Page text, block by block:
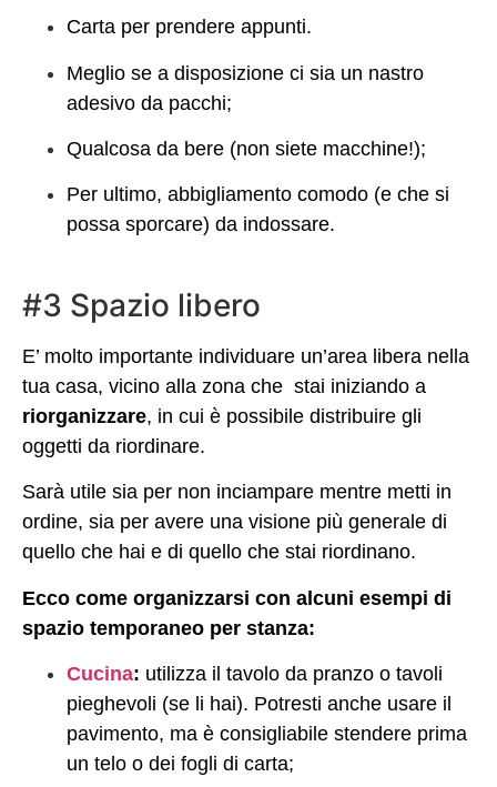
Carta per prendere appunti.
Meglio se a disposizione ci sia un nastro
adesivo da pacchi;
Qualcosa da bere (non siete macchine!);
Per ultimo, abbigliamento comodo (e che si
possa sporcare) da indossare.
#3 Spazio libero
E’ molto importante individuare un’area libera nella
tua casa, vicino alla zona che stai iniziando a
riorganizzare, in cui è possibile distribuire gli
oggetti da riordinare.
Sarà utile sia per non inciampare mentre metti in
ordine, sia per avere una visione più generale di
quello che hai e di quello che stai riordinano.
Ecco come organizzarsi con alcuni esempi di
spazio temporaneo per stanza:
Cucina: utilizza il tavolo da pranzo o tavoli
pieghevoli (se li hai). Potresti anche usare il
pavimento, ma è consigliabile stendere prima
un telo o dei fogli di carta;